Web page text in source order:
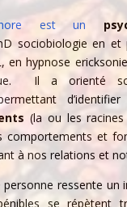
est un
sociobiologie en et
en hypnose
Il a orienté
permettant
(la ou les
comportements et
à nos relations et
personne ressente
se répètent